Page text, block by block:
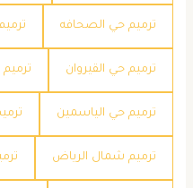
ترميم حي الصحافه
ترميم حي القيروان
ترميم حي الياسمين
ترميم شمال الرياض